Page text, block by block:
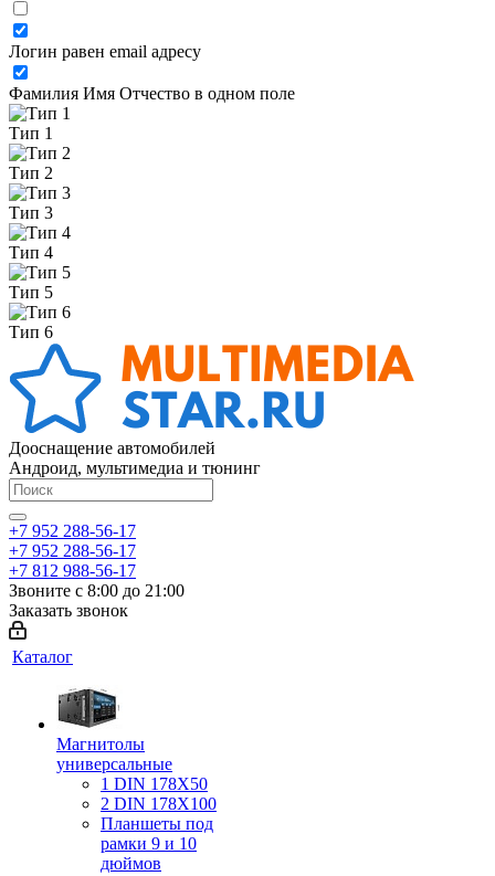
Логин равен email адресу
Фамилия Имя Отчество в одном поле
Тип 1
Тип 2
Тип 3
Тип 4
Тип 5
Тип 6
Дооснащение автомобилей
Андроид, мультимедиа и тюнинг
+7 952 288-56-17
+7 952 288-56-17
+7 812 988-56-17
Звоните с 8:00 до 21:00
Заказать звонок
Каталог
Магнитолы
универсальные
1 DIN 178X50
2 DIN 178X100
Планшеты под
рамки 9 и 10
дюймов